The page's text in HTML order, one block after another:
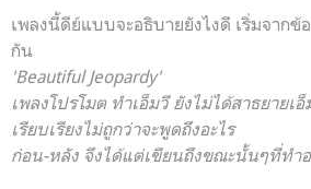
เพลงนี้ดีย์แบบจะอธิบายยังไงดี เริ่มจากข้
กัน
'Beautiful Jeopardy'
เพลงโปรโมต ทำเอ็มวี ยังไม่ได้สาธยายเ
เรียบเรียงไม่ถูกว่าจะพูดถึงอะไร
ก่อน-หลัง จึงได้แต่เขียนถึงขณะนั้นๆที่ทำ